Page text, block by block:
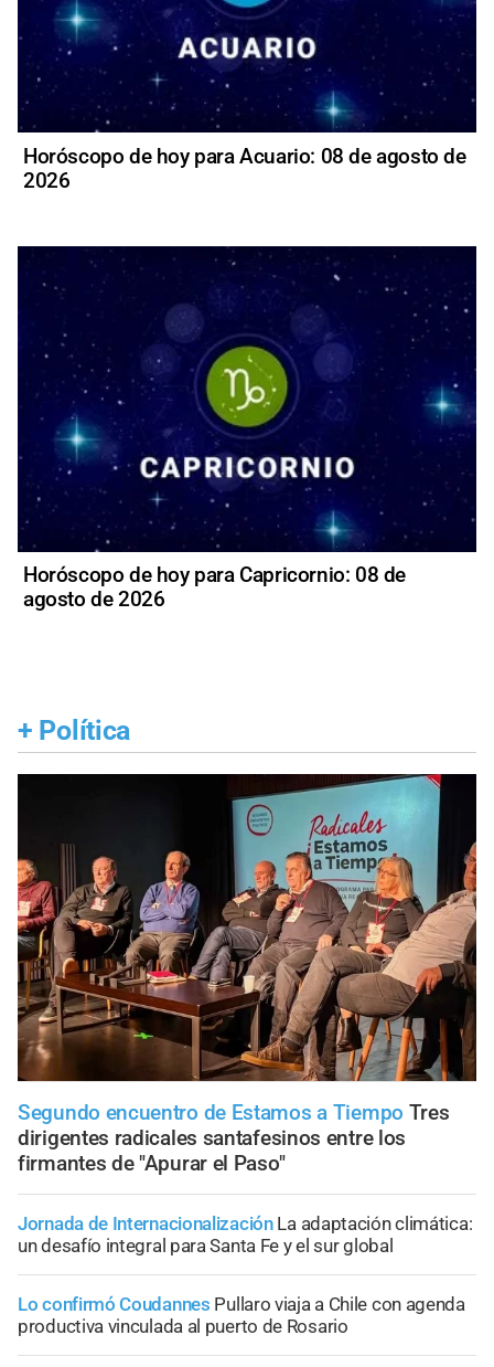
Horóscopo de hoy para Acuario: 08 de agosto de
2026
Horóscopo de hoy para Capricornio: 08 de
agosto de 2026
+ Política
Segundo encuentro de Estamos a Tiempo Tres
dirigentes radicales santafesinos entre los
firmantes de "Apurar el Paso"
Jornada de Internacionalización La adaptación climática:
un desafío integral para Santa Fe y el sur global
Lo confirmó Coudannes Pullaro viaja a Chile con agenda
productiva vinculada al puerto de Rosario